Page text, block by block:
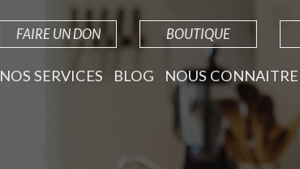
FAIRE UN DON BOUTIQUE
NOS SERVICES BLOG NOUS CONNAITRE